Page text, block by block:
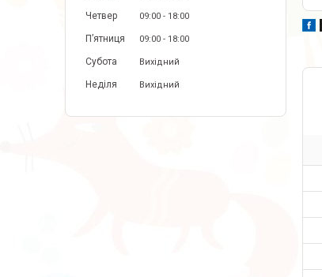
Четвер 09:00 18:00
Пʼятниця 09:00 18:00
Субота Вихідний
Неділя Вихідний